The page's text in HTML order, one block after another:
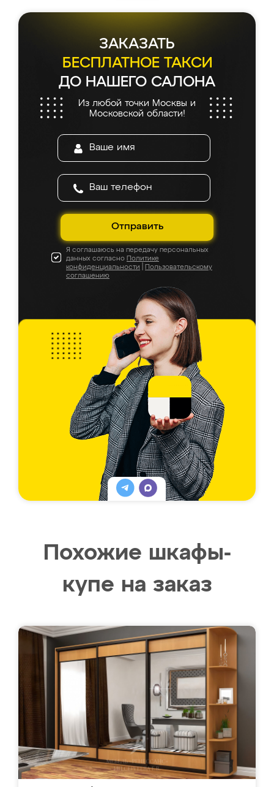
ЗАКАЗАТЬ
БЕСПЛАТНОЕ ТАКСИ
ДО НАШЕГО САЛОНА
Из любой точки Москвы и
Московской области!
Отправить
Я соглашаюсь на передачу персональных
данных согласно Политике
конфиденциальности
Пользовательскому
соглашению
Похожие шкафы-
купе на заказ